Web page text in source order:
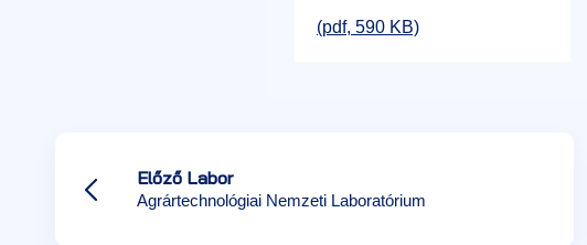
(pdf, 590 KB)
Előző Labor
Agrártechnológiai Nemzeti Laboratórium